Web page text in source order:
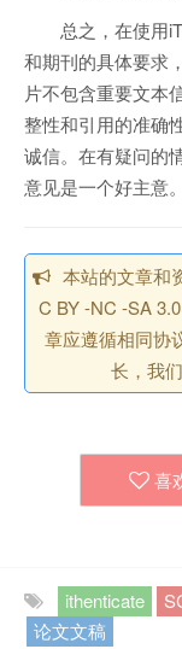
总之，在使用
和期刊的具体要求
片不包含重要文本
整性和引用的准确
诚信。在有疑问的
意见是一个好主意。
本站的文章和
C BY -NC -SA
章应遵循相同协
长，我
喜
ithenticate
论文文稿